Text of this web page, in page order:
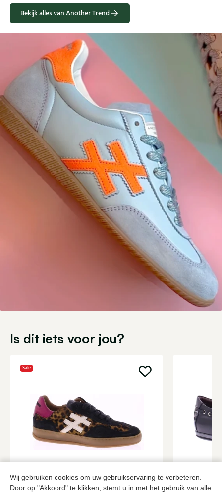
Wij gebruiken cookies om uw gebruikservaring te verbeteren.
Door op "Akkoord" te klikken, stemt u in met het gebruik van alle
Bekijk alles van Another Trend
Is dit iets voor jou?
Sale
Another Trend
Multikleur sneakers dames
La Cabala
Zwarte